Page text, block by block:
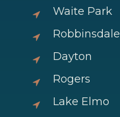
Waite Park
Robbinsdale
Dayton
Rogers
Lake Elmo